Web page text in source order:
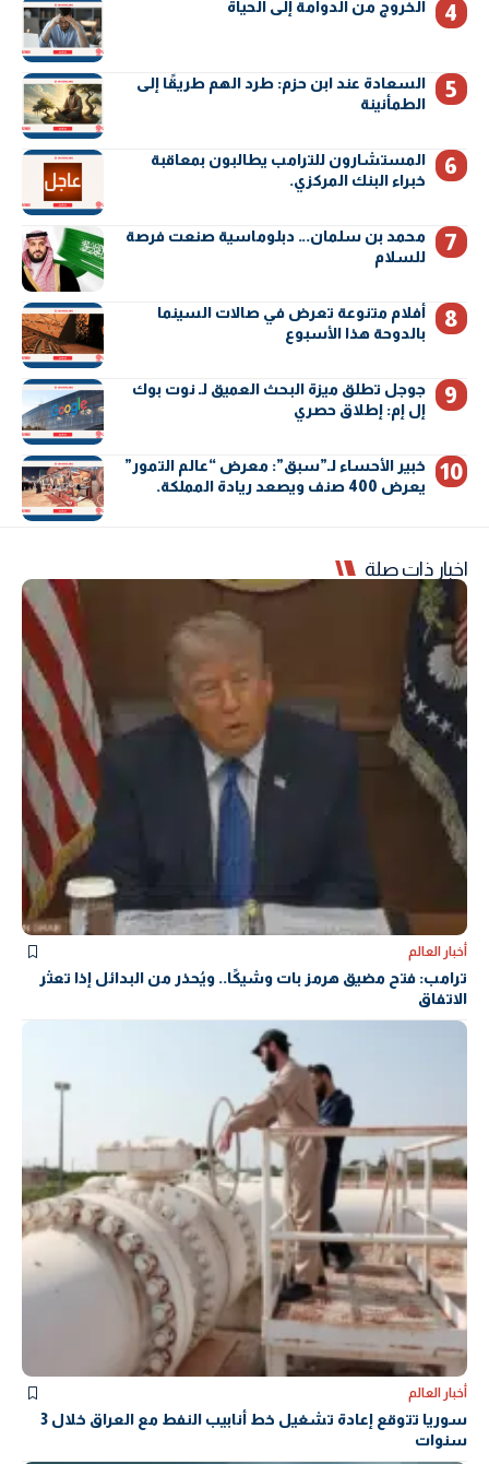
الخروج من الدوامة إلى الحياة
السعادة عند ابن حزم: طرد الهم طريقًا إلى
الطمأنينة
المستشارون للترامب يطالبون بمعاقبة
خبراء البنك المركزي.
محمد بن سلمان… دبلوماسية صنعت فرصة
للسلام
أفلام متنوعة تعرض في صالات السينما
بالدوحة هذا الأسبوع
جوجل تطلق ميزة البحث العميق لـ نوت بوك
إل إم: إطلاق حصري
خبير الأحساء لـ”سبق”: معرض “عالم التمور”
يعرض 400 صنف ويصعد ريادة المملكة.
اخبار ذات صلة
أخبار العالم
ترامب: فتح مضيق هرمز بات وشيكًا.. ويُحذر من البدائل إذا تعثر
الاتفاق
أخبار العالم
سوريا تتوقع إعادة تشغيل خط أنابيب النفط مع العراق خلال 3
سنوات